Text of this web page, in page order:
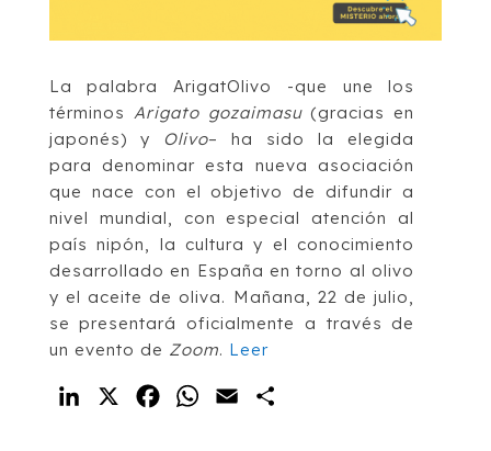
La palabra ArigatOlivo -que une los
términos Arigato gozaimasu(gracias en
japonés) y
Olivo– ha sido la elegida
para denominar esta nueva asociación
que nace con el objetivo de difundir a
nivel mundial, con especial atención al
país nipón, la cultura y el conocimiento
desarrollado en España en torno al olivo
y el aceite de oliva. Mañana, 22 de julio,
se presentará oficialmente a través de
un evento de Zoom. Leer
LinkedIn FacebookWhatsApp
Email